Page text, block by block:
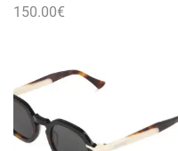
150.00€